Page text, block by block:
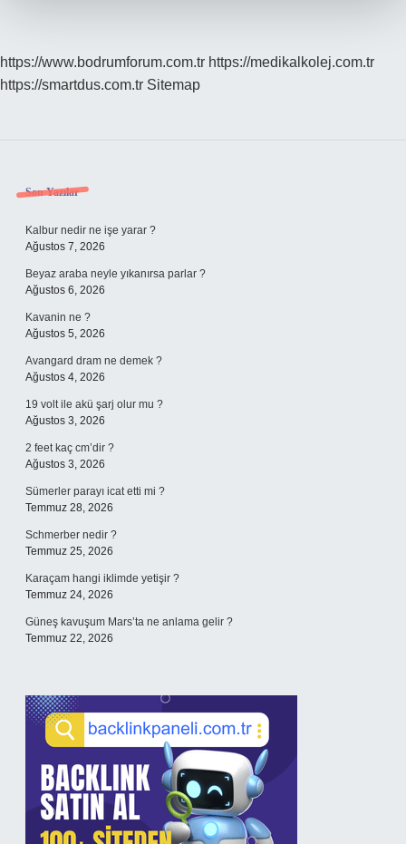
https://www.bodrumforum.com.tr https://medikalkolej.com.tr
https://smartdus.com.tr Sitemap
Sidebar
Son Yazılar
Kalbur nedir ne işe yarar ?
Ağustos 7, 2026
Beyaz araba neyle yıkanırsa parlar ?
Ağustos 6, 2026
Kavanin ne ?
Ağustos 5, 2026
Avangard dram ne demek ?
Ağustos 4, 2026
19 volt ile akü şarj olur mu ?
Ağustos 3, 2026
2 feet kaç cm’dir ?
Ağustos 3, 2026
Sümerler parayı icat etti mi ?
Temmuz 28, 2026
Schmerber nedir ?
Temmuz 25, 2026
Karaçam hangi iklimde yetişir ?
Temmuz 24, 2026
Güneş kavuşum Mars’ta ne anlama gelir ?
Temmuz 22, 2026